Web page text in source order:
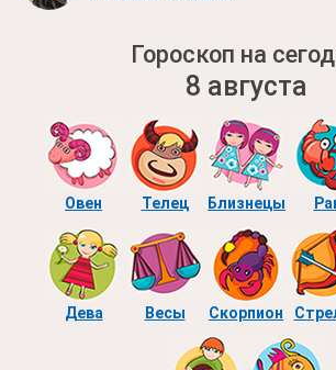
Гороскоп на
8 августа
Овен Телец Близнецы
Дева Весы Скорпион